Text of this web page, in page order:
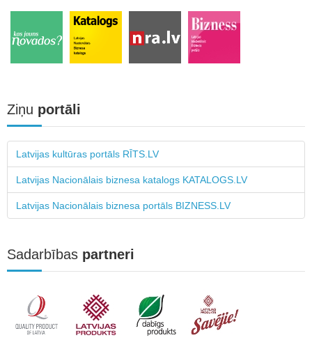
Ziņu portāli
Latvijas kultūras portāls RĪTS.LV
Latvijas Nacionālais biznesa katalogs KATALOGS.LV
Latvijas Nacionālais biznesa portāls BIZNESS.LV
Sadarbības partneri